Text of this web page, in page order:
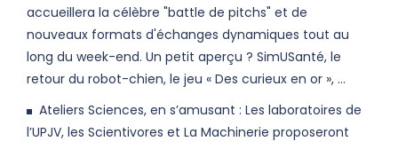
accueillera la célèbre "battle de pitchs" et de
nouveaux formats d'échanges dynamiques tout au
long du week-end. Un petit aperçu ? SimUSanté, le
retour du robot-chien, le jeu « Des curieux en or », …
Ateliers Sciences, en s’amusant : Les laboratoires de
l’UPJV, les Scientivores et La Machinerie proposeront